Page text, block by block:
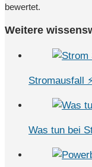
bewertet.
Weitere
Stromausfall
Was tun bei